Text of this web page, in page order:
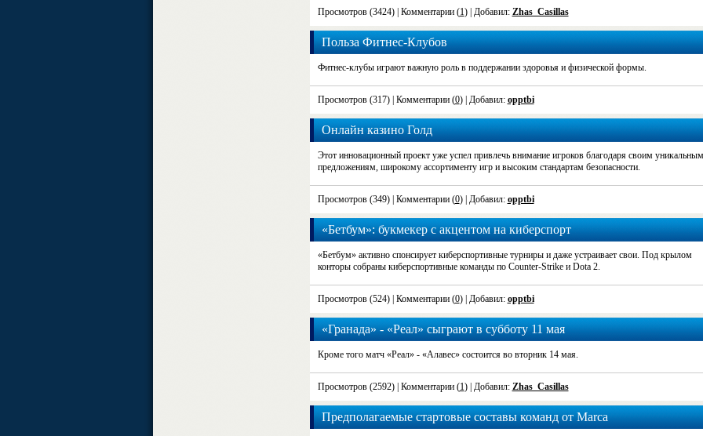
Просмотров (3424) | Комментарии (1) | Добавил: Zhas_Casillas
Польза Фитнес-Клубов
Фитнес-клубы играют важную роль в поддержании здоровья и физической формы.
Просмотров (317) | Комментарии (0) | Добавил: opptbi
Онлайн казино Голд
Этот инновационный проект уже успел привлечь внимание игроков благодаря своим уникальным
предложениям, широкому ассортименту игр и высоким стандартам безопасности.
Просмотров (349) | Комментарии (0) | Добавил: opptbi
«Бетбум»: букмекер с акцентом на киберспорт
«Бетбум» активно спонсирует киберспортивные турниры и даже устраивает свои. Под крылом
конторы собраны киберспортивные команды по Counter-Strike и Dota 2.
Просмотров (524) | Комментарии (0) | Добавил: opptbi
«Гранада» - «Реал» сыграют в субботу 11 мая
Кроме того матч «Реал» - «Алавес» состоится во вторник 14 мая.
Просмотров (2592) | Комментарии (1) | Добавил: Zhas_Casillas
Предполагаемые стартовые составы команд от Marca